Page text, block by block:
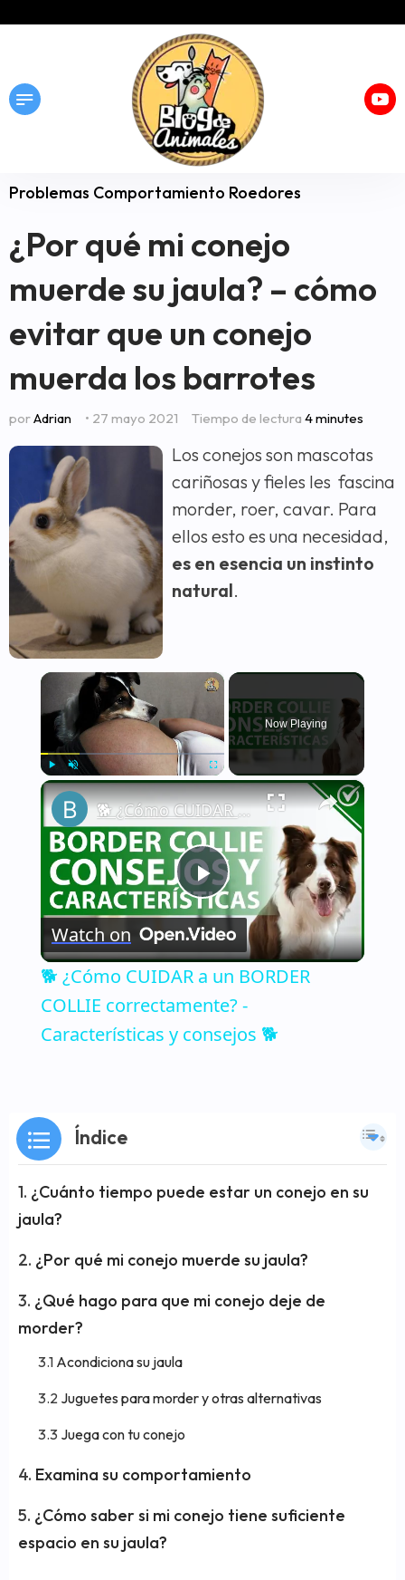
Problemas Comportamiento Roedores
¿Por qué mi conejo
muerde su jaula? – cómo
evitar que un conejo
muerda los barrotes
porAdrian • 27 mayo 2021 Tiempo de lectura 4 minutes
Los conejos son mascotas
cariñosas y fieles les fascina
morder, roer, cavar. Para
ellos esto es una necesidad,
es en esencia un instinto
natural.
×
Play Unmute Fullscreen
Now Playing
×
Play
Video
🐕 ¿Cómo CUIDAR a un BORDER COLLIE correctamente? - Características y consejos 🐕
Watch on
🐕 ¿Cómo CUIDAR a un BORDER
COLLIE correctamente? -
Características y consejos 🐕
Índice
¿Cuánto tiempo puede estar un conejo en su
jaula?
¿Por qué mi conejo muerde su jaula?
¿Qué hago para que mi conejo deje de
morder?
Acondiciona su jaula
Juguetes para morder y otras alternativas
Juega con tu conejo
Examina su comportamiento
¿Cómo saber si mi conejo tiene suficiente
espacio en su jaula?